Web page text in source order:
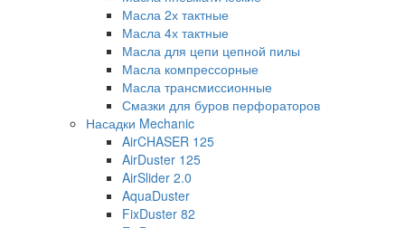
Масла 2х тактные
Масла 4х тактные
Масла для цепи цепной пилы
Масла компрессорные
Масла трансмиссионные
Смазки для буров перфораторов
Насадки Mechanic
AirCHASER 125
AirDuster 125
AirSlider 2.0
AquaDuster
FixDuster 82